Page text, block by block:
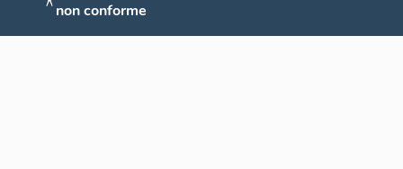
non conforme